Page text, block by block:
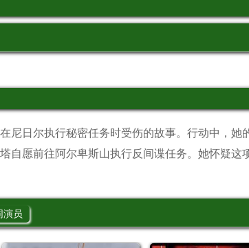
尼日尔执行秘密任务时受伤的故事。行动中，
自愿前往阿尔卑斯山执行反间谍任务。她怀疑这
演员